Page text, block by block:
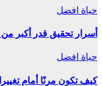
حياة افضل
أسرار تحقيق قدر أكبر
حياة افضل
كيف تكون مرنًا أمام